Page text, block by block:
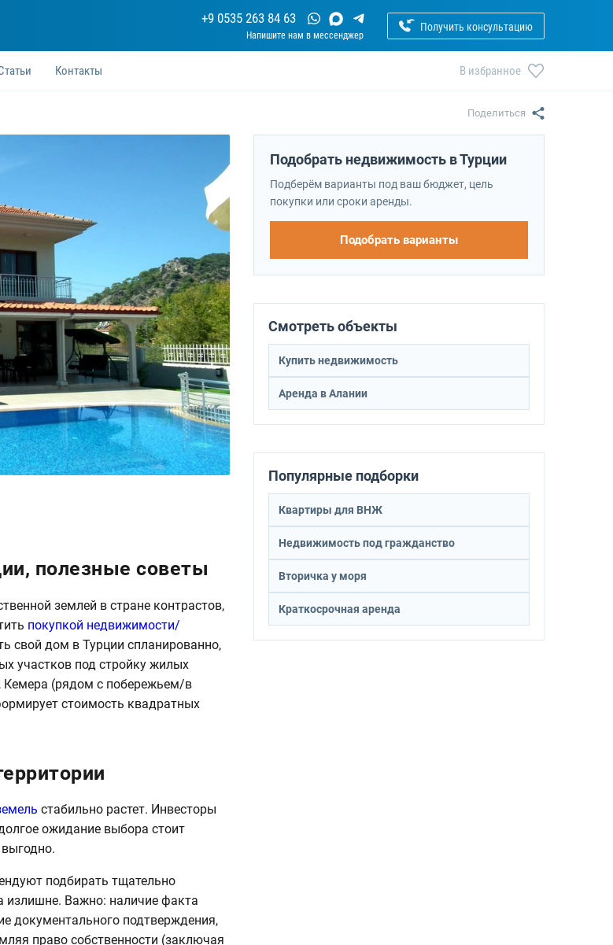
+9 0535 263 84 63
Получить консультацию
Контакты В избранное
Поделиться
полезные советы
землей в стране контрастов,
покупкой недвижимости/
свой дом в Турции спланированно,
участков под стройку жилых
Кемера (рядом с побережьем/в
стоимость квадратных
стабильно растет. Инвесторы
ожидание выбора стоит
подбирать тщательно
излишне. Важно: наличие факта
документального подтверждения,
право собственности (заключая
Подобрать недвижимость в Турции
Подберём варианты под ваш бюджет, цель
покупки или сроки аренды.
Подобрать варианты
Смотреть объекты
Купить недвижимость
Аренда в Алании
Популярные подборки
Квартиры для ВНЖ
Недвижимость под гражданство
Вторичка у моря
Краткосрочная аренда